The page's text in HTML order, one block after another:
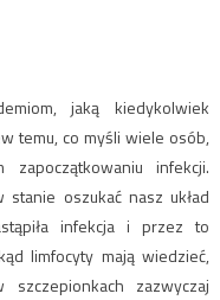
jaką kiedykolwiek
temu, co myśli wiele osób,
infekcji.
oszukać nasz układ
infekcja i przez to
limfocyty mają wiedzieć,
zazwyczaj